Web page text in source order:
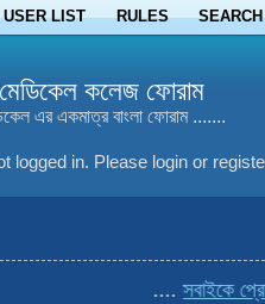
USER LIST RULES SEARCH
মেডিকেল কলেজ ফোরাম
এর একমাত্র বাংলা ফোরাম .......
logged in. Please login or
সবাইকে